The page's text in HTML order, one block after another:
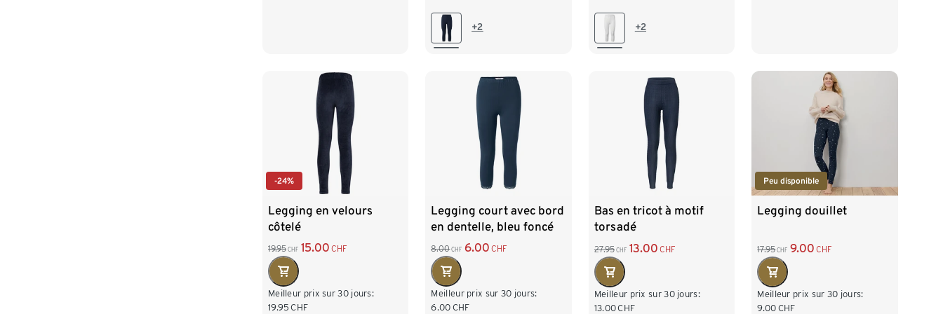
L 44/46+2 L 44/46+2
-24%
Legging en velours
côtelé
19.95 CHF 15.00 CHF
Meilleur prix sur 30 jours:
19.95 CHF
Legging court avec bord
en dentelle, bleu foncé
8.00 CHF 6.00 CHF
Meilleur prix sur 30 jours:
6.00 CHF
Bas en tricot à motif
torsadé
27.95 CHF 13.00 CHF
Meilleur prix sur 30 jours:
13.00CHF
Peu disponible
Legging douillet
17.95 CHF 9.00 CHF
Meilleur prix sur 30 jours:
9.00 CHF